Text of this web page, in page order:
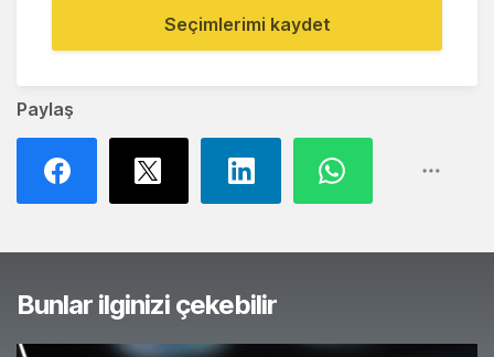
Paylaş
Seçimlerimi kaydet
Bunlar ilginizi çekebilir